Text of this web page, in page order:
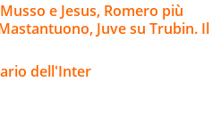
e Jesus, Romero più
Juve su Trubin. Il
dell'Inter